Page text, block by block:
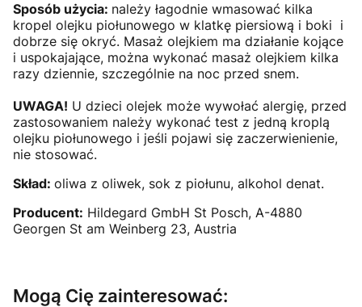
Sposób użycia: należy łagodnie wmasować kilka
kropel olejku piołunowego w klatkę piersiową i boki i
dobrze się okryć. Masaż olejkiem ma działanie kojące
i uspokajające, można wykonać masaż olejkiem kilka
razy dziennie, szczególnie na noc przed snem.
UWAGA! U dzieci olejek może wywołać alergię, przed
zastosowaniem należy wykonać test z jedną kroplą
olejku piołunowego i jeśli pojawi się zaczerwienienie,
nie stosować.
Skład: oliwa z oliwek, sok z piołunu, alkohol denat.
Producent: Hildegard GmbH St Posch, A-4880
Georgen St am Weinberg 23, Austria
Mogą Cię zainteresować: